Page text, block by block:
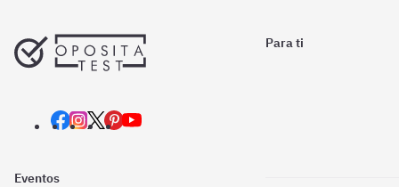
Para ti
Eventos